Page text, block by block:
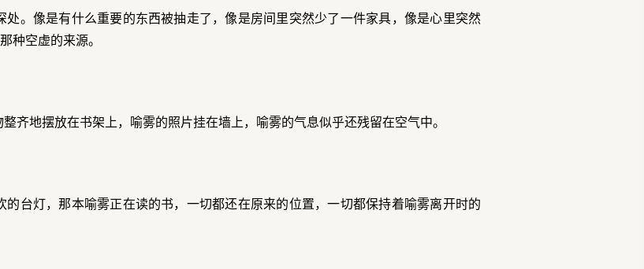
。像是有什么重要的东西被抽走了，像是房间里突然少了一件家具，像是心里突然
种空虚的来源。
地摆放在书架上，喻雾的照片挂在墙上，喻雾的气息似乎还残留在空气中。
台灯，那本喻雾正在读的书，一切都还在原来的位置，一切都保持着喻雾离开时的